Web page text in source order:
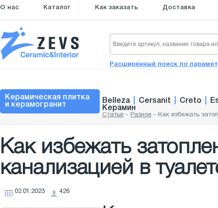
О нас Каталог Как заказать Доставка
Расширенный поиск по
Керамическая плитка
и керамогранит
Belleza Cersanit Creto
Керамин
Статьи - Разное - Как избежать
Как избежать
канализацией в
02.01.2023 426